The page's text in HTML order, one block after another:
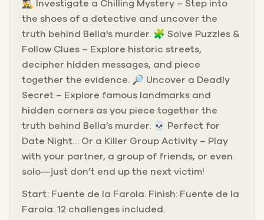
🕵️‍♂️ Investigate a Chilling Mystery – Step into
the shoes of a detective and uncover the
truth behind Bella's murder. 🧩 Solve Puzzles &
Follow Clues – Explore historic streets,
decipher hidden messages, and piece
together the evidence. 🔎 Uncover a Deadly
Secret – Explore famous landmarks and
hidden corners as you piece together the
truth behind Bella’s murder. 💀 Perfect for
Date Night… Or a Killer Group Activity – Play
with your partner, a group of friends, or even
solo—just don’t end up the next victim!
Start: Fuente de la Farola. Finish: Fuente de la
Farola. 12 challenges included.